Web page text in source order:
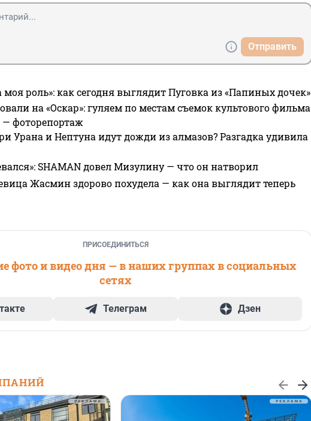
Отправить
моя роль»: как сегодня выглядит Пуговка из «Папиных дочек»
на «Оскар»: гуляем по местам съемок культового фильма
— фоторепортаж
Урана и Нептуна идут дожди из алмазов? Разгадка удивила
SHAMAN довел Мизулину — что он натворил
Жасмин здорово похудела — как она выглядит теперь
ПРИСОЕДИНИТЬСЯ
фото и видео дня — в наших группах в социальных
сетях
Телеграм Дзен